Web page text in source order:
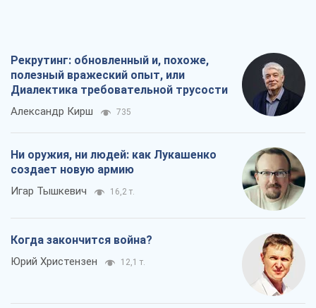
Рекрутинг: обновленный и, похоже,
полезный вражеский опыт, или
Диалектика требовательной трусости
Александр Кирш 735
Ни оружия, ни людей: как Лукашенко
создает новую армию
Игар Тышкевич 16,2 т.
Когда закончится война?
Юрий Христензен 12,1 т.